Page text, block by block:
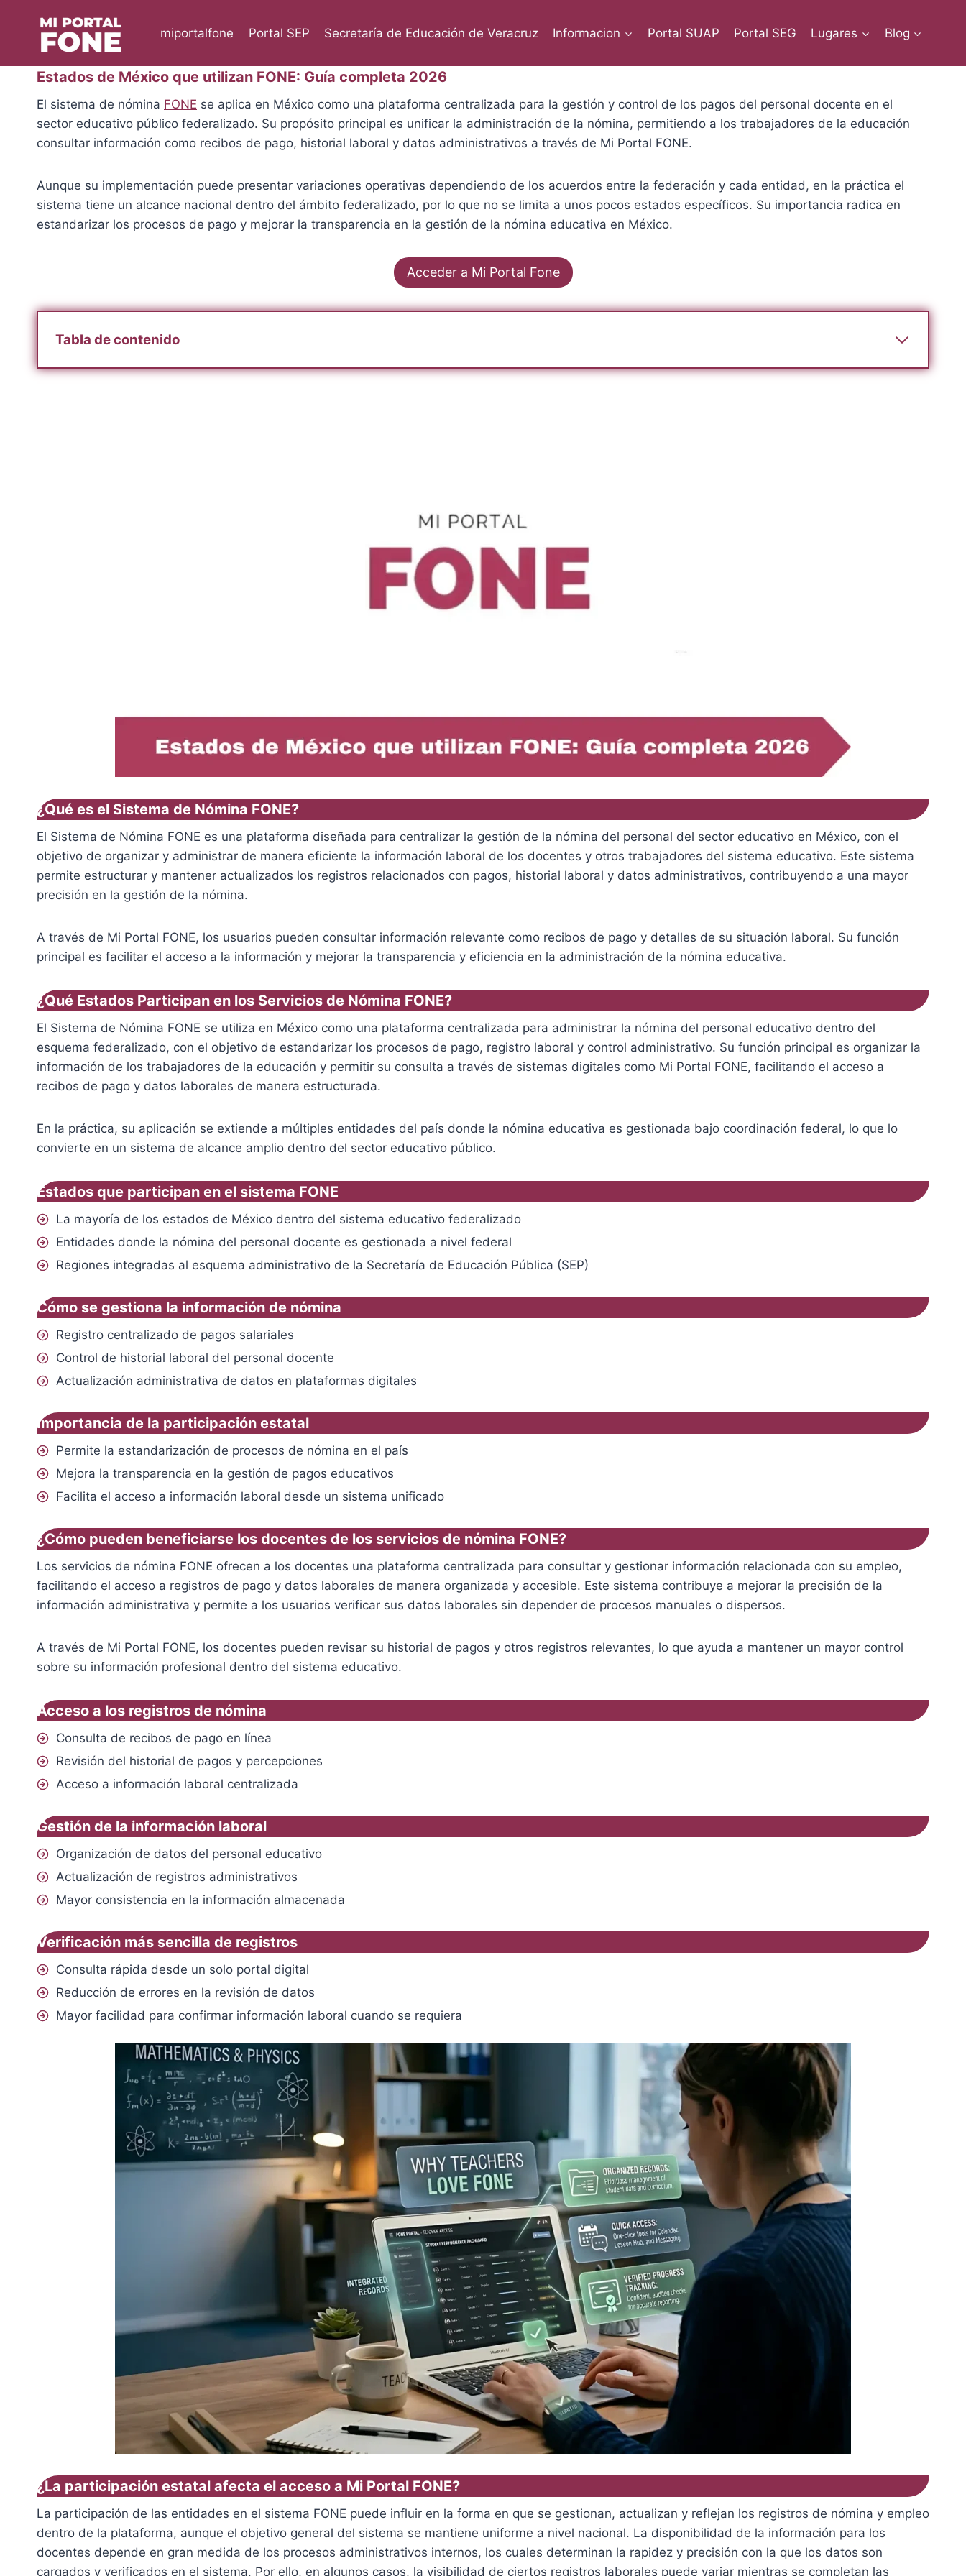
miportalfone Portal SEP Secretaría de Educación de Veracruz Informacion Portal SUAP Portal SEG Lugares Blog
Estados de México que utilizan FONE: Guía completa 2026
El sistema de nómina FONE se aplica en México como una plataforma centralizada para la gestión y control de los pagos del personal docente en el
sector educativo público federalizado. Su propósito principal es unificar la administración de la nómina, permitiendo a los trabajadores de la educación
consultar información como recibos de pago, historial laboral y datos administrativos a través de Mi Portal FONE.
Aunque su implementación puede presentar variaciones operativas dependiendo de los acuerdos entre la federación y cada entidad, en la práctica el
sistema tiene un alcance nacional dentro del ámbito federalizado, por lo que no se limita a unos pocos estados específicos. Su importancia radica en
estandarizar los procesos de pago y mejorar la transparencia en la gestión de la nómina educativa en México.
Acceder a Mi Portal Fone
Tabla de contenido
¿Qué es el Sistema de Nómina FONE?
El Sistema de Nómina FONE es una plataforma diseñada para centralizar la gestión de la nómina del personal del sector educativo en México, con el
objetivo de organizar y administrar de manera eficiente la información laboral de los docentes y otros trabajadores del sistema educativo. Este sistema
permite estructurar y mantener actualizados los registros relacionados con pagos, historial laboral y datos administrativos, contribuyendo a una mayor
precisión en la gestión de la nómina.
A través de Mi Portal FONE, los usuarios pueden consultar información relevante como recibos de pago y detalles de su situación laboral. Su función
principal es facilitar el acceso a la información y mejorar la transparencia y eficiencia en la administración de la nómina educativa.
¿Qué Estados Participan en los Servicios de Nómina FONE?
El Sistema de Nómina FONE se utiliza en México como una plataforma centralizada para administrar la nómina del personal educativo dentro del
esquema federalizado, con el objetivo de estandarizar los procesos de pago, registro laboral y control administrativo. Su función principal es organizar la
información de los trabajadores de la educación y permitir su consulta a través de sistemas digitales como Mi Portal FONE, facilitando el acceso a
recibos de pago y datos laborales de manera estructurada.
En la práctica, su aplicación se extiende a múltiples entidades del país donde la nómina educativa es gestionada bajo coordinación federal, lo que lo
convierte en un sistema de alcance amplio dentro del sector educativo público.
Estados que participan en el sistema FONE
La mayoría de los estados de México dentro del sistema educativo federalizado
Entidades donde la nómina del personal docente es gestionada a nivel federal
Regiones integradas al esquema administrativo de la Secretaría de Educación Pública (SEP)
Cómo se gestiona la información de nómina
Registro centralizado de pagos salariales
Control de historial laboral del personal docente
Actualización administrativa de datos en plataformas digitales
Importancia de la participación estatal
Permite la estandarización de procesos de nómina en el país
Mejora la transparencia en la gestión de pagos educativos
Facilita el acceso a información laboral desde un sistema unificado
¿Cómo pueden beneficiarse los docentes de los servicios de nómina FONE?
Los servicios de nómina FONE ofrecen a los docentes una plataforma centralizada para consultar y gestionar información relacionada con su empleo,
facilitando el acceso a registros de pago y datos laborales de manera organizada y accesible. Este sistema contribuye a mejorar la precisión de la
información administrativa y permite a los usuarios verificar sus datos laborales sin depender de procesos manuales o dispersos.
A través de Mi Portal FONE, los docentes pueden revisar su historial de pagos y otros registros relevantes, lo que ayuda a mantener un mayor control
sobre su información profesional dentro del sistema educativo.
Acceso a los registros de nómina
Consulta de recibos de pago en línea
Revisión del historial de pagos y percepciones
Acceso a información laboral centralizada
Gestión de la información laboral
Organización de datos del personal educativo
Actualización de registros administrativos
Mayor consistencia en la información almacenada
Verificación más sencilla de registros
Consulta rápida desde un solo portal digital
Reducción de errores en la revisión de datos
Mayor facilidad para confirmar información laboral cuando se requiera
¿La participación estatal afecta el acceso a Mi Portal FONE?
La participación de las entidades en el sistema FONE puede influir en la forma en que se gestionan, actualizan y reflejan los registros de nómina y empleo
dentro de la plataforma, aunque el objetivo general del sistema se mantiene uniforme a nivel nacional. La disponibilidad de la información para los
docentes depende en gran medida de los procesos administrativos internos, los cuales determinan la rapidez y precisión con la que los datos son
cargados y verificados en el sistema. Por ello, en algunos casos, la visibilidad de ciertos registros laborales puede variar mientras se completan las